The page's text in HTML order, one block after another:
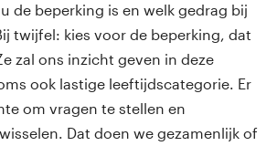
de beperking is en welk gedrag bij
twijfel: kies voor de beperking, dat
zal ons inzicht geven in deze
ook lastige leeftijdscategorie. Er
om vragen te stellen en
Dat doen we gezamenlijk of